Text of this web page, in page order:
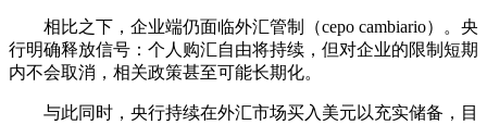
相比之下，企业端仍面临外汇管制（cepo cambiario）。央
行明确释放信号：个人购汇自由将持续，但对企业的限制短期
内不会取消，相关政策甚至可能长期化。
与此同时，央行持续在外汇市场买入美元以充实储备，目